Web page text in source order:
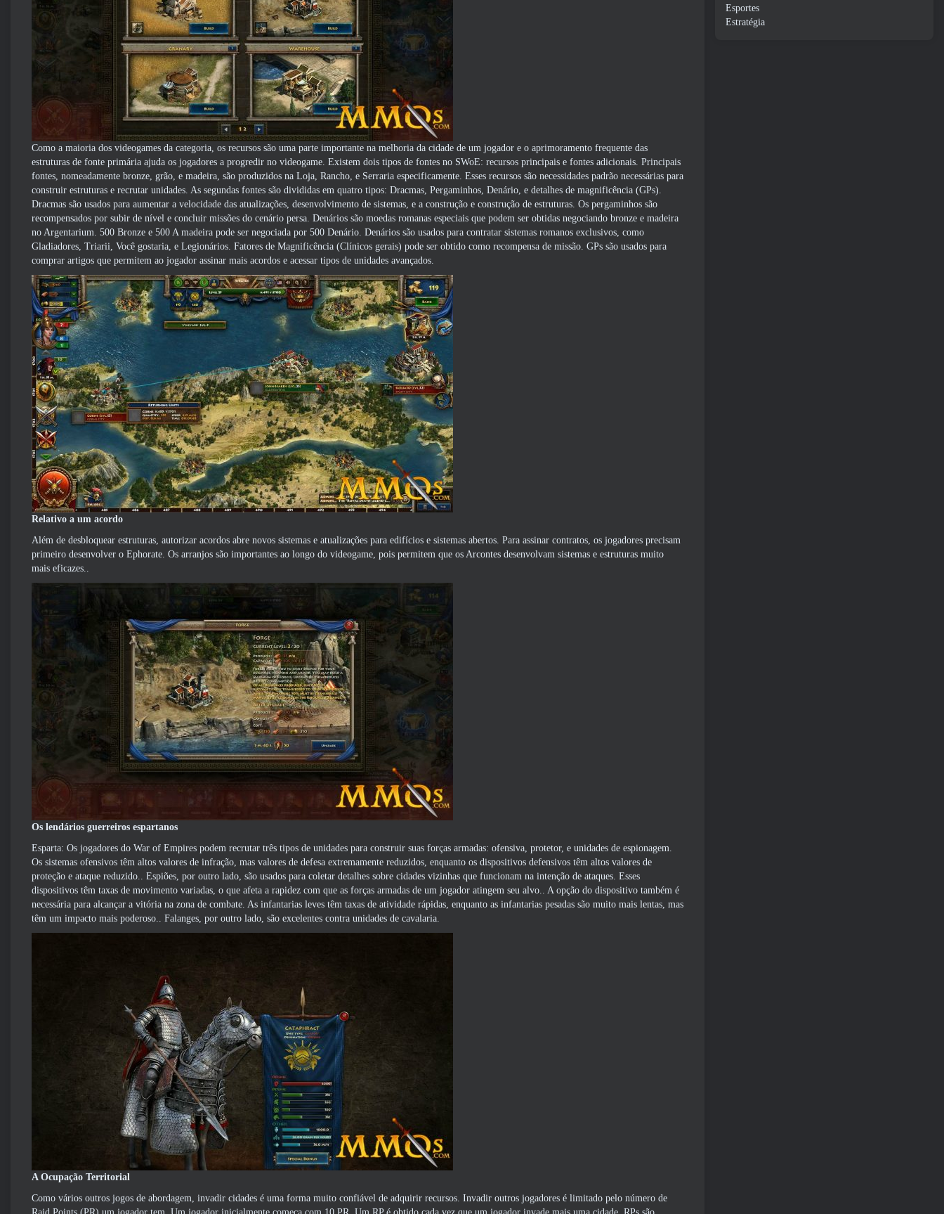
Como a maioria dos videogames da categoria, os recursos são uma parte importante na melhoria da cidade de um jogador e o aprimoramento frequente das
estruturas de fonte primária ajuda os jogadores a progredir no videogame. Existem dois tipos de fontes no SWoE: recursos principais e fontes adicionais. Principais
fontes, nomeadamente bronze, grão, e madeira, são produzidos na Loja, Rancho, e Serraria especificamente. Esses recursos são necessidades padrão necessárias para
construir estruturas e recrutar unidades. As segundas fontes são divididas em quatro tipos: Dracmas, Pergaminhos, Denário, e detalhes de magnificência (GPs).
Dracmas são usados ​​para aumentar a velocidade das atualizações, desenvolvimento de sistemas, e a construção e construção de estruturas. Os pergaminhos são
recompensados ​​por subir de nível e concluir missões do cenário persa. Denários são moedas romanas especiais que podem ser obtidas negociando bronze e madeira
no Argentarium. 500 Bronze e 500 A madeira pode ser negociada por 500 Denário. Denários são usados ​​para contratar sistemas romanos exclusivos, como
Gladiadores, Triarii, Você gostaria, e Legionários. Fatores de Magnificência (Clínicos gerais) pode ser obtido como recompensa de missão. GPs são usados ​​para
comprar artigos que permitem ao jogador assinar mais acordos e acessar tipos de unidades avançados.
Relativo a um acordo
Além de desbloquear estruturas, autorizar acordos abre novos sistemas e atualizações para edifícios e sistemas abertos. Para assinar contratos, os jogadores precisam
primeiro desenvolver o Ephorate. Os arranjos são importantes ao longo do videogame, pois permitem que os Arcontes desenvolvam sistemas e estruturas muito
mais eficazes..
Os lendários guerreiros espartanos
Esparta: Os jogadores do War of Empires podem recrutar três tipos de unidades para construir suas forças armadas: ofensiva, protetor, e unidades de espionagem.
Os sistemas ofensivos têm altos valores de infração, mas valores de defesa extremamente reduzidos, enquanto os dispositivos defensivos têm altos valores de
proteção e ataque reduzido.. Espiões, por outro lado, são usados ​​para coletar detalhes sobre cidades vizinhas que funcionam na intenção de ataques. Esses
dispositivos têm taxas de movimento variadas, o que afeta a rapidez com que as forças armadas de um jogador atingem seu alvo.. A opção do dispositivo também é
necessária para alcançar a vitória na zona de combate. As infantarias leves têm taxas de atividade rápidas, enquanto as infantarias pesadas são muito mais lentas, mas
têm um impacto mais poderoso.. Falanges, por outro lado, são excelentes contra unidades de cavalaria.
A Ocupação Territorial
Como vários outros jogos de abordagem, invadir cidades é uma forma muito confiável de adquirir recursos. Invadir outros jogadores é limitado pelo número de
Esportes
Estratégia